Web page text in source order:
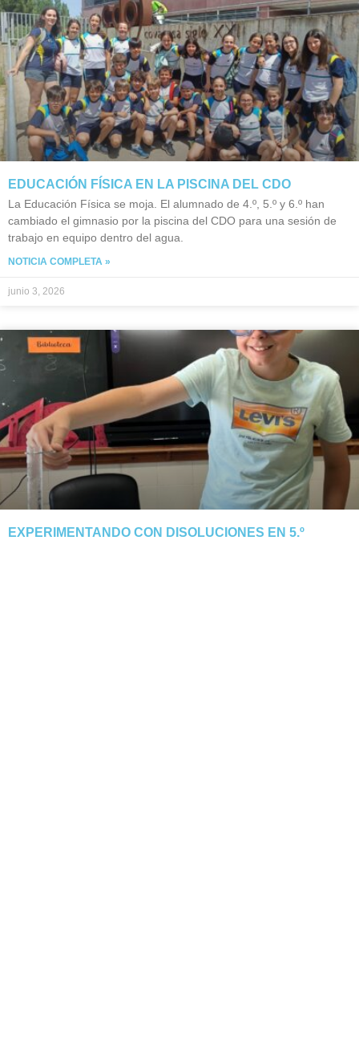
EDUCACIÓN FÍSICA EN LA PISCINA DEL CDO
La Educación Física se moja. El alumnado de 4.º, 5.º y 6.º han
cambiado el gimnasio por la piscina del CDO para una sesión de
trabajo en equipo dentro del agua.
NOTICIA COMPLETA »
junio 3, 2026
EXPERIMENTANDO CON DISOLUCIONES EN 5.º